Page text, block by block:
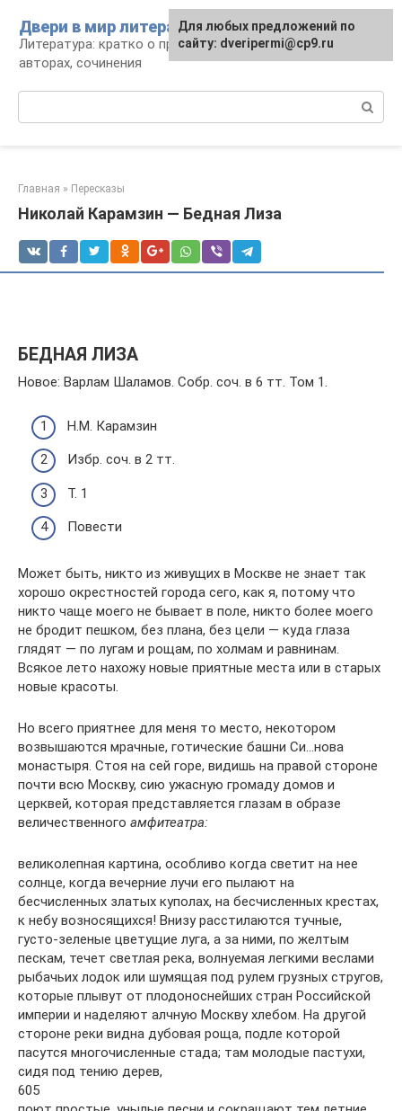
контенту
Двери в мир литературы
Литература: кратко о произведениях и
авторах, сочинения
Главная » Пересказы
Николай Карамзин — Бедная Лиза
БЕДНАЯ ЛИЗА
Новое: Варлам Шаламов. Собр. соч. в 6 тт. Том 1.
Н.М. Карамзин
Избр. соч. в 2 тт.
Т. 1
Повести
Может быть, никто из живущих в Москве не знает так
хорошо окрестностей города сего, как я, потому что
никто чаще моего не бывает в поле, никто более моего
не бродит пешком, без плана, без цели — куда глаза
глядят — по лугам и рощам, по холмам и равнинам.
Всякое лето нахожу новые приятные места или в старых
новые красоты.
Но всего приятнее для меня то место, некотором
возвышаются мрачные, готические башни Си…нова
монастыря. Стоя на сей горе, видишь на правой стороне
почти всю Москву, сию ужасную громаду домов и
церквей, которая представляется глазам в образе
величественного амфитеатра:
великолепная картина, особливо когда светит на нее
солнце, когда вечерние лучи его пылают на
бесчисленных златых куполах, на бесчисленных крестах,
к небу возносящихся! Внизу расстилаются тучные,
густо-зеленые цветущие луга, а за ними, по желтым
пескам, течет светлая река, волнуемая легкими веслами
рыбачьих лодок или шумящая под рулем грузных стругов,
которые плывут от плодоноснейших стран Российской
империи и наделяют алчную Москву хлебом. На другой
стороне реки видна дубовая роща, подле которой
пасутся многочисленные стада; там молодые пастухи,
сидя под тению дерев,
605
Для любых предложений по
сайту: dveripermi@cp9.ru